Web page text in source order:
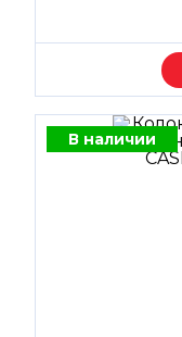
В наличии